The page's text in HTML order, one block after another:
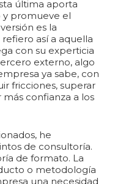
última aporta
y promueve el
es la
así a aquella
con su experticia
externo, algo
ya sabe, con
fricciones, superar
más confianza a los
he
de consultoría.
de formato. La
o metodología
una necesidad